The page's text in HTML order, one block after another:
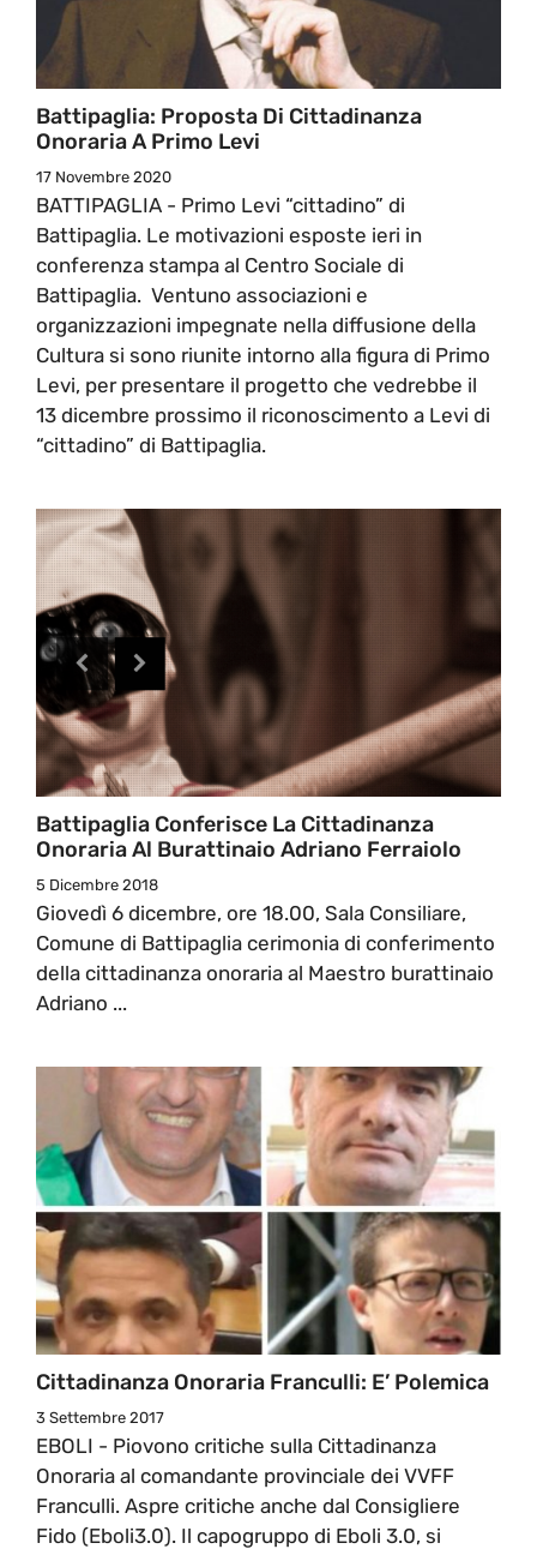
Battipaglia: Proposta Di Cittadinanza
Onoraria A Primo Levi
17 Novembre 2020
BATTIPAGLIA - Primo Levi “cittadino” di
Battipaglia. Le motivazioni esposte ieri in
conferenza stampa al Centro Sociale di
Battipaglia. Ventuno associazioni e
organizzazioni impegnate nella diffusione della
Cultura si sono riunite intorno alla figura di Primo
Levi, per presentare il progetto che vedrebbe il
13 dicembre prossimo il riconoscimento a Levi di
“cittadino” di Battipaglia.
Battipaglia Conferisce La Cittadinanza
Onoraria Al Burattinaio Adriano Ferraiolo
5 Dicembre 2018
Giovedì 6 dicembre, ore 18.00, Sala Consiliare,
Comune di Battipaglia cerimonia di conferimento
della cittadinanza onoraria al Maestro burattinaio
Adriano ...
Cittadinanza Onoraria Franculli: E’ Polemica
3 Settembre 2017
EBOLI - Piovono critiche sulla Cittadinanza
Onoraria al comandante provinciale dei VVFF
Franculli. Aspre critiche anche dal Consigliere
Fido (Eboli3.0). Il capogruppo di Eboli 3.0, si